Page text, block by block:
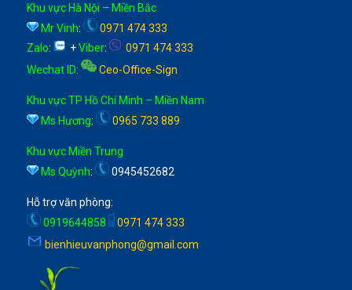
Khu vực Hà Nội – Miền Bắc
Mr Vinh:
0971 474 333
Zalo: +Viber:
0971 474 333
Wechat ID: Ceo-Office-Sign
Khu vực TP Hồ Chí Minh – Miền Nam
Ms Hương: 0965 733 889
Khu vực Miền Trung
Ms Quỳnh: 0945452682
Hỗ trợ văn phòng:
0919644858
0971 474 333
bienhieuvanphong@gmail.com